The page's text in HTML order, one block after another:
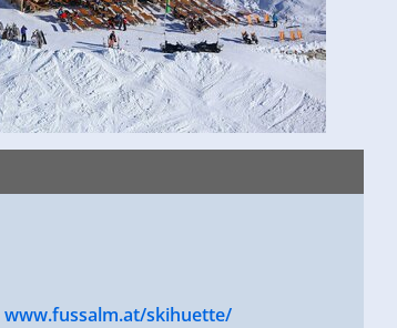
www.fussalm.at/skihuette/